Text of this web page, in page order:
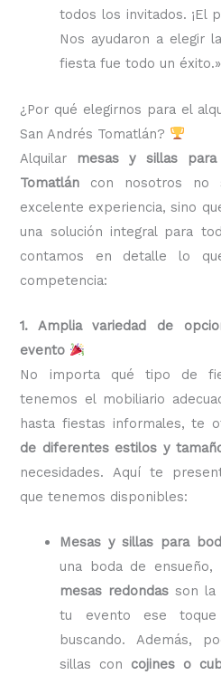
todos los invitados. ¡El
Nos ayudaron a elegir
fiesta fue todo un éxito.»
¿Por qué elegirnos para el
San Andrés Tomatlán?
Alquilar mesas y sillas
Tomatlán con nosotros no
excelente experiencia, sino
una solución integral para
contamos en detalle lo
competencia:
1. Amplia variedad de
evento
No importa qué tipo de
tenemos el mobiliario
hasta fiestas informales, te
de diferentes estilos y
necesidades. Aquí te
que tenemos disponibles:
Mesas y sillas para
una boda de
mesas redondas son la
tu evento ese toque
buscando. Además,
sillas con cojines o